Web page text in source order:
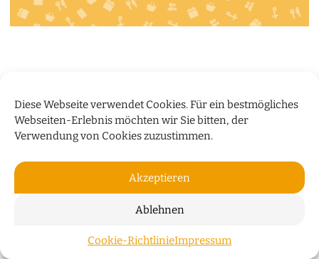
Diese Webseite verwendet Cookies. Für ein bestmögliches
Webseiten-Erlebnis möchten wir Sie bitten, der
Verwendung von Cookies zuzustimmen.
Akzeptieren
Ablehnen
Cookie-RichtlinieImpressum